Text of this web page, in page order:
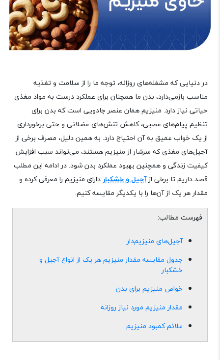
در دنیایی که مشغله‌های روزانه، توجه ما را از سلامت و تغذیه
مناسب بازمی‌دارد، بدن ما همچنان برای عملکرد درست به مواد مغذی
حیاتی نیاز دارد. منیزیم همان عنصر جادویی است که بدن برای
تنظیم پیام‌های عصبی، کاهش تنش‌های عضلانی و حتی برخورداری
از یک خواب عمیق به آن احتیاج دارد. به همین دلیل، مصرف برخی از
آجیل‌های مغذی که سرشار از منیزیم هستند، می‌تواند سبب افزایش
کیفیت زندگی و همچنین بهبود عملکرد بدن شود. در ادامه این مطلب
قصد داریم تا برخی ازآجیل و خشکباردارای منیزیم را معرفی کرده و
مقدار هر یک از آن‌ها را با یکدیگر مقایسه کنیم.
فهرست مطالب:
آجیل‌های منیزیم‌دار
جدول مقایسه مقدار منیزیم هر یک از انواع آجیل و
خشکبار
خواص منیزیم برای بدن
مقدار منیزیم مورد نیاز روزانه
علائم کمبود منیزیم